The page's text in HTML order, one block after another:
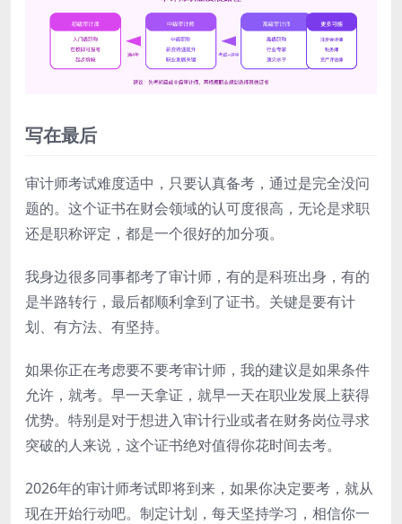
写在最后
审计师考试难度适中，只要认真备考，通过是完全没问
题的。这个证书在财会领域的认可度很高，无论是求职
还是职称评定，都是一个很好的加分项。
我身边很多同事都考了审计师，有的是科班出身，有的
是半路转行，最后都顺利拿到了证书。关键是要有计
划、有方法、有坚持。
如果你正在考虑要不要考审计师，我的建议是如果条件
允许，就考。早一天拿证，就早一天在职业发展上获得
优势。特别是对于想进入审计行业或者在财务岗位寻求
突破的人来说，这个证书绝对值得你花时间去考。
2026年的审计师考试即将到来，如果你决定要考，就从
现在开始行动吧。制定计划，每天坚持学习，相信你一